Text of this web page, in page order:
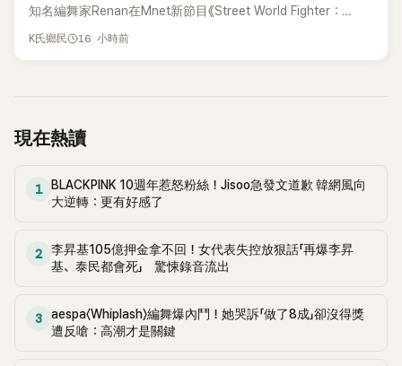
知名編舞家Renan在Mnet新節目《Street World Fighter：
Directors' War》預告中，公開談及自己在〈Whiplash〉編舞上的
K氏鄉民 16 小時前
現在熱讀
1
BLACKPINK 10週年惹怒粉絲！Jisoo急發文道歉 韓網風向
大逆轉：更有好感了
2
李昇基105億押金拿不回！女代表失控放狠話「再爆李昇
基、泰民都會死」 驚悚錄音流出
3
aespa〈Whiplash〉編舞爆內鬥！她哭訴「做了8成」卻沒得獎
遭反嗆：高潮才是關鍵